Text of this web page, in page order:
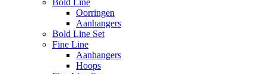
Bold Line
Oorringen
Aanhangers
Bold Line Set
Fine Line
Aanhangers
Hoops